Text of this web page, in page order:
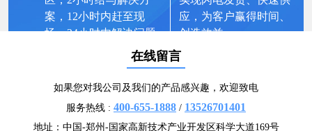
案，12小时内赶至现
场，24小时内解决问题
应，为客户赢得时间、
创造效益。
EPC项目总包
在线留言
如果您对我公司及我们的产品感兴趣，欢迎致电
服务热线 : 400-655-1888 / 13526701401
地址：中国-郑州-国家高新技术产业开发区科学大道169号